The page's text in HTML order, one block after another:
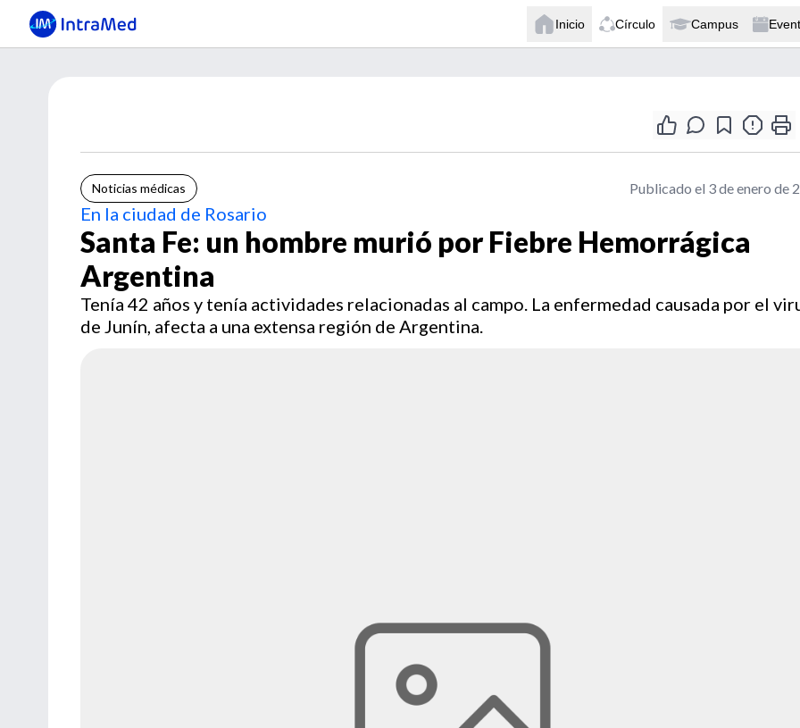
Inicio Círculo Campus
Noticias médicas Publicado el 3 de enero de
En la ciudad de Rosario
Santa Fe: un hombre murió por Fiebre Hemorrágica
Argentina
Tenía 42 años y tenía actividades relacionadas al campo. La enfermedad causada por el
de Junín, afecta a una extensa región de Argentina.